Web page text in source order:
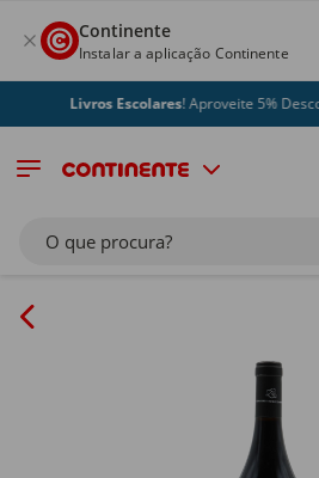
Continente
Instalar a aplicação Continente
Livros Escolares! Aproveite 5%
O que procura?